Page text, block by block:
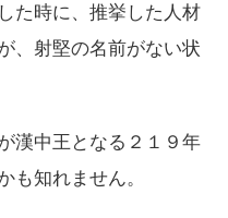
た時に、推挙した人材
、射堅の名前がない状
漢中王となる２１９年
も知れません。